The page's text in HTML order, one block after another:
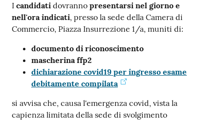
Contatti
Newsle
tter
Sala
I candidati dovranno presentarsi nel giorno e
nell'ora indicati, presso la sede della Camera di
Commercio, Piazza Insurrezione 1/a, muniti di:
documento di riconoscimento
mascherina ffp2
dichiarazione covid19 per ingresso esame
debitamente compilata
si avvisa che, causa l'emergenza covid, vista la
capienza limitata della sede di svolgimento